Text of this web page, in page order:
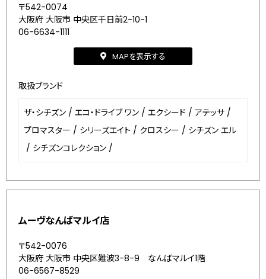
〒542-0074
大阪府 大阪市 中央区千日前2-10-1
06-6634-1111
MAPを表示する
取扱ブランド
ザ・シチズン / エコ・ドライブ ワン / エクシード / アテッサ /
プロマスター / シリーズエイト / クロスシー / シチズン エル
/ シチズンコレクション /
ムーヴなんばマルイ店
〒542-0076
大阪府 大阪市 中央区難波3-8-9 なんばマルイ1階
06-6567-8529